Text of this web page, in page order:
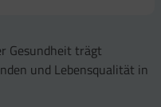
Gesundheit trägt
und Lebensqualität in